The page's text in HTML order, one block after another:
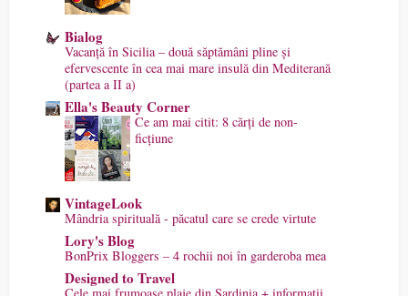
Bialog
Vacanță în Sicilia – două săptămâni pline și
efervescente în cea mai mare insulă din Mediterană
(partea a II a)
Ella's Beauty Corner
Ce am mai citit: 8 cărți de non-
ficțiune
VintageLook
Mândria spirituală - păcatul care se crede virtute
Lory's Blog
BonPrix Bloggers – 4 rochii noi în garderoba mea
Designed to Travel